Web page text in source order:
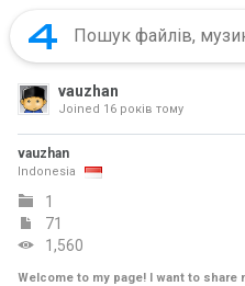
vauzhan
Joined 16 років тому
vauzhan
Indonesia
1
71
1,560
Welcome to my page! I want to